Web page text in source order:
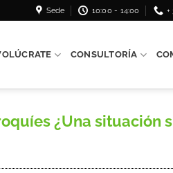
Sede 10:00 - 14:00 +
CONSULTORÍA
¿Una situación